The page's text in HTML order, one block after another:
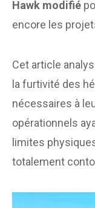
Hawk modifié
encore les
Cet article
la furtivité des
nécessaires à
opérationnels
limites
totalement